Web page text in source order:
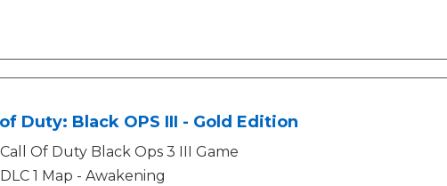
Duty: Black OPS III - Gold Edition
Call Of Duty Black Ops 3 III Game
DLC 1 Map - Awakening